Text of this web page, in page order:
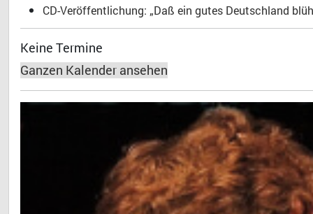
CD-Veröffentlichung: „Daß ein gutes Deutschland
Keine Termine
Ganzen Kalender ansehen